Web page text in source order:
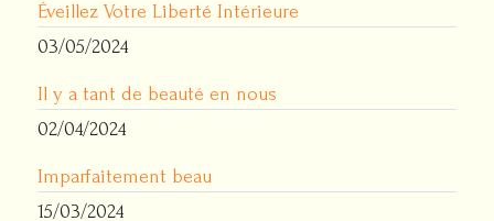
Éveillez Votre Liberté Intérieure
03/05/2024
Il y a tant de beauté en nous
02/04/2024
Imparfaitement beau
15/03/2024